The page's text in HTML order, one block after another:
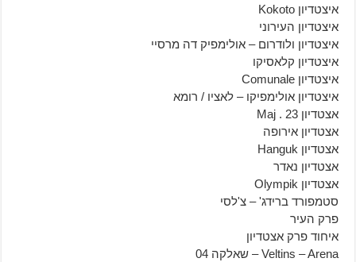
איצטדיון Kokoto
איצטדיון העירוני
איצטדיון ולודרום – אולימפיק דה מרסיי
איצטדיון קלאסיקו
איצטדיון Comunale
איצטדיון אולימפיקו – לאציו / רומא
אצטדיון 23 . Maj
אצטדיון אירופה
אצטדיון Hanguk
אצטדיון נאדר
אצטדיון Olympik
סטמפורד ברידג' – צ'לסי
פרק העיר
איחוד פרק אצטדיון
Veltins – Arena – שאלקה 04